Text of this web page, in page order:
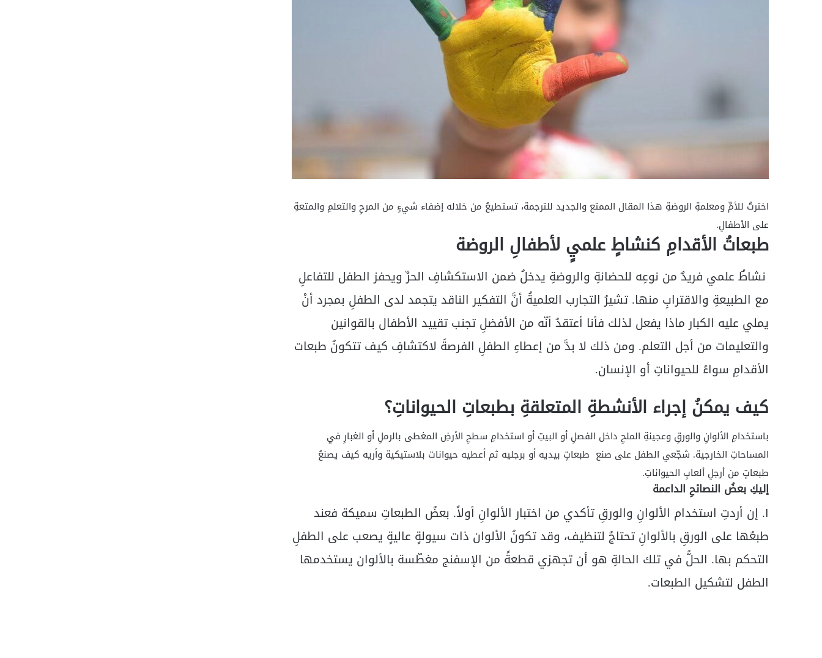
اخترتُ للأمِّ ومعلمةِ الروضةِ هذا المقال الممتع والجديد للترجمة، تستطيعُ من خلاله إضفاء شيءٍ من المرحِ والتعلمِ والمتعةِ
على الأطفالِ.
طبعاتُ الأقدامِ كنشاطٍ علميٍ لأطفالِ الروضة
نشاطٌ علمي فريدٌ من نوعِه للحضانةِ والروضةِ يدخلُ ضمن الاستكشافِ الحرِّ ويحفز الطفل للتفاعلِ
مع الطبيعةِ والاقترابِ منها. تشيرُ التجارب العلميةُ أنَّ التفكير الناقد يتجمد لدى الطفلِ بمجرد أنْ
يملي عليه الكبار ماذا يفعل لذلك فأنا أعتقدُ أنّه من الأفضلِ تجنب تقييد الأطفال بالقوانين
والتعليمات من أجل التعلم. ومن ذلك لا بدَّ من إعطاءِ الطفلِ الفرصةَ لاكتشافِ كيف تتكونُ طبعات
الأقدامِ سواءً للحيواناتِ أو الإنسان.
كيف يمكنُ إجراء الأنشطةِ المتعلقةِ بطبعاتِ الحيواناتِ؟
باستخدامِ الألوانِ والورقِ وعجينةِ الملحِ داخل الفصلِ أو البيتِ أو استخدامِ سطحِ الأرضِ المغطى بالرملِ أو الغبارِ في
المساحاتِ الخارجية. شجّعي الطفل على صنع طبعاتٍ بيديه أو برجليه ثم أعطيه حيوانات بلاستيكية وأريه كيف يصنعُ
طبعاتٍ من أرجلِ ألعابِ الحيواناتِ.
إليكِ بعضُ النصائحِ الداعمة
١. إن أردتِ استخدام الألوانِ والورقِ تأكدي من اختبار الألوانِ أولاً. بعضُ الطبعاتِ سميكة فعند
طبعُها على الورقِ بالألوانِ تحتاجُ لتنظيف، وقد تكونُ الألوان ذات سيولةٍ عاليةٍ يصعب على الطفلِ
التحكم بها. الحلُّ في تلك الحالةِ هو أن تجهزي قطعةً من الإسفنج مغطّسة بالألوان يستخدمها
الطفل لتشكيل الطبعات.